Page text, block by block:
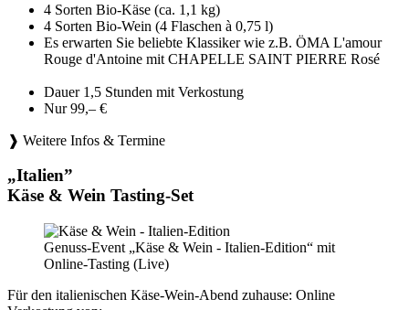
4 Sorten Bio-Käse (ca. 1,1 kg)
4 Sorten Bio-Wein (4 Flaschen à 0,75 l)
Es erwarten Sie beliebte Klassiker wie z.B. ÖMA L'amour
Rouge d'Antoine mit CHAPELLE SAINT PIERRE Rosé
Dauer 1,5 Stunden mit Verkostung
Nur 99,– €
❱ Weitere Infos & Termine
„Italien”
Käse & Wein Tasting-Set
Genuss-Event „Käse & Wein - Italien-Edition“ mit
Online-Tasting (Live)
Für den italienischen Käse-Wein-Abend zuhause: Online